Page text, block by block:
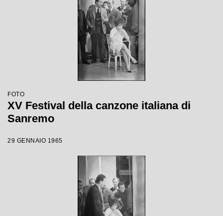
FOTO
XV Festival della canzone italiana di
Sanremo
29 GENNAIO 1965